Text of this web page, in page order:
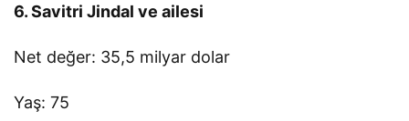
6. Savitri Jindal ve ailesi
Net değer: 35,5 milyar dolar
Yaş: 75